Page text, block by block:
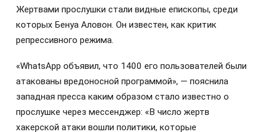
Жертвами прослушки стали видные епископы, среди
которых Бенуа Аловон. Он известен, как критик
репрессивного режима.
«WhatsApp объявил, что 1400 его пользователей были
атакованы вредоносной программой», — пояснила
западная пресса каким образом стало известно о
прослушке через мессенджер: «В число жертв
хакерской атаки вошли политики, которые